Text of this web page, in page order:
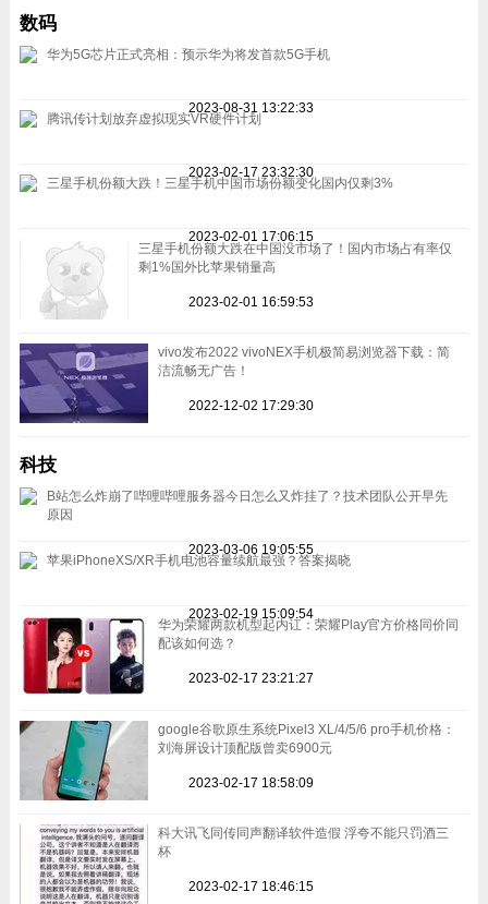
数码
华为5G芯片正式亮相：预示华为将发首款5G手机
2023-08-31 13:22:33
腾讯传计划放弃虚拟现实VR硬件计划
2023-02-17 23:32:30
三星手机份额大跌！三星手机中国市场份额变化国内仅剩3%
2023-02-01 17:06:15
三星手机份额大跌在中国没市场了！国内市场占有率仅
剩1%国外比苹果销量高
2023-02-01 16:59:53
vivo发布2022 vivoNEX手机极简易浏览器下载：简
洁流畅无广告！
2022-12-02 17:29:30
科技
B站怎么炸崩了哔哩哔哩服务器今日怎么又炸挂了？技术团队公开早先
原因
2023-03-06 19:05:55
苹果iPhoneXS/XR手机电池容量续航最强？答案揭晓
2023-02-19 15:09:54
华为荣耀两款机型起内讧：荣耀Play官方价格同价同
配该如何选？
2023-02-17 23:21:27
google谷歌原生系统Pixel3 XL/4/5/6 pro手机价格：
刘海屏设计顶配版曾卖6900元
2023-02-17 18:58:09
科大讯飞同传同声翻译软件造假 浮夸不能只罚酒三
杯
2023-02-17 18:46:15